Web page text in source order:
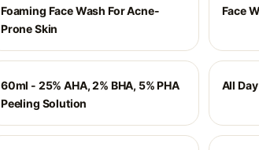
Foaming Face Wash For Acne-
Prone Skin
Face
60ml - 25% AHA, 2% BHA, 5% PHA
Peeling Solution
All